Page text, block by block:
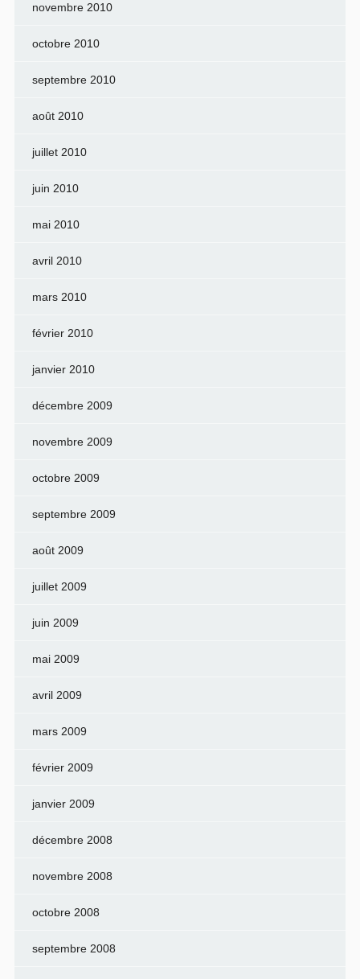
novembre 2010
octobre 2010
septembre 2010
août 2010
juillet 2010
juin 2010
mai 2010
avril 2010
mars 2010
février 2010
janvier 2010
décembre 2009
novembre 2009
octobre 2009
septembre 2009
août 2009
juillet 2009
juin 2009
mai 2009
avril 2009
mars 2009
février 2009
janvier 2009
décembre 2008
novembre 2008
octobre 2008
septembre 2008